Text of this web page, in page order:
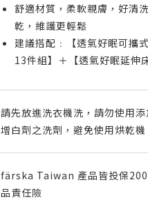
舒適材質，柔軟親膚，好清
乾，維護更輕鬆
建議搭配﹕【透氣好眠可攜
13件組】＋【透氣好眠延伸床
請先放進洗衣機洗，請勿使用
增白劑之洗劑，避免使用烘乾機
färska Taiwan 產品皆投保
品責任險